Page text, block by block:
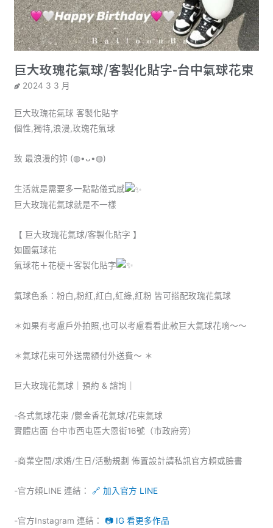
巨大玫瑰花氣球/客製化貼字-台中氣球花束
2024 3 3 月
巨大玫瑰花氣球 客製化貼字
個性,獨特,浪漫,玫瑰花氣球
致 最浪漫的妳 (◍•ᴗ•◍)
生活就是需要多一點點儀式感
巨大玫瑰花氣球就是不一樣
【 巨大玫瑰花氣球/客製化貼字 】
如圖氣球花
氣球花＋花梗＋客製化貼字
氣球色系：粉白,粉紅,紅白,紅綠,紅粉 皆可搭配玫瑰花氣球
＊如果有考慮戶外拍照,也可以考慮看看此款巨大氣球花唷～～
＊氣球花束可外送需額付外送費～ ＊
巨大玫瑰花氣球｜預約 & 諮詢｜
-各式氣球花束 /鬱金香花氣球/花束氣球
實體店面 台中市西屯區大恩街16號（市政府旁）
-商業空間/求婚/生日/活動規劃 佈置設計請私訊官方賴或臉書
-官方賴LINE 連結：🔗 加入官方 LINE
-官方Instagram 連結： 📷 IG 看更多作品